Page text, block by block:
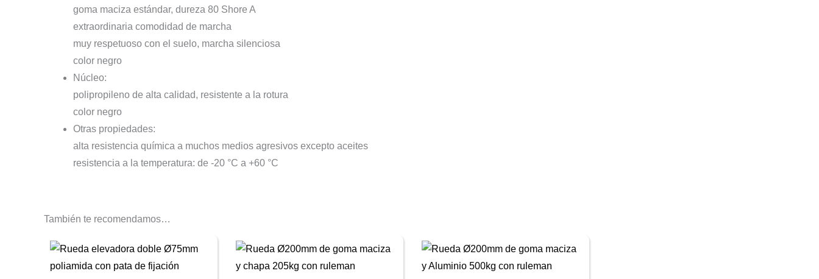
goma maciza estándar, dureza 80 Shore A
extraordinaria comodidad de marcha
muy respetuoso con el suelo, marcha silenciosa
color negro
Núcleo:
polipropileno de alta calidad, resistente a la rotura
color negro
Otras propiedades:
alta resistencia química a muchos medios agresivos excepto aceites
resistencia a la temperatura: de -20 °C a +60 °C
También te recomendamos…